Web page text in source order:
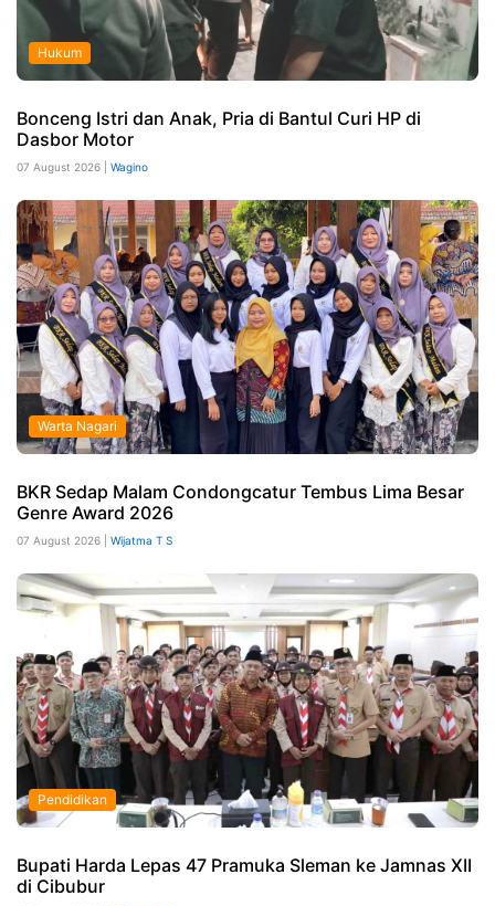
Hukum
Bonceng Istri dan Anak, Pria di Bantul Curi HP di
Dasbor Motor
07 August 2026 | Wagino
Warta Nagari
BKR Sedap Malam Condongcatur Tembus Lima Besar
Genre Award 2026
07 August 2026 | Wijatma T S
Pendidikan
Bupati Harda Lepas 47 Pramuka Sleman ke Jamnas XII
di Cibubur